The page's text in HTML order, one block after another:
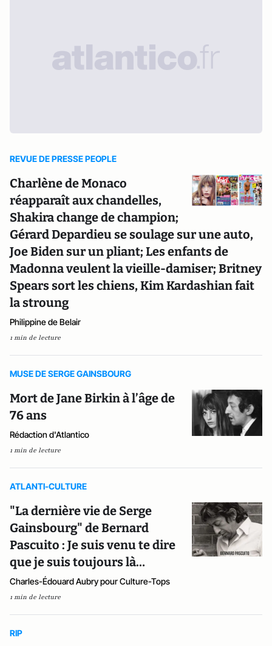
REVUE DE PRESSE PEOPLE
Charlène de Monaco
réapparaît aux chandelles,
Shakira change de champion;
Gérard Depardieu se soulage sur une auto,
Joe Biden sur un pliant; Les enfants de
Madonna veulent la vieille-damiser; Britney
Spears sort les chiens, Kim Kardashian fait
la stroung
Philippine de Belair
1 min de lecture
MUSE DE SERGE GAINSBOURG
Mort de Jane Birkin à l’âge de
76 ans
Rédaction d'Atlantico
1 min de lecture
ATLANTI-CULTURE
"La dernière vie de Serge
Gainsbourg" de Bernard
Pascuito : Je suis venu te dire
que je suis toujours là…
Charles-Édouard Aubry pour Culture-Tops
1 min de lecture
RIP